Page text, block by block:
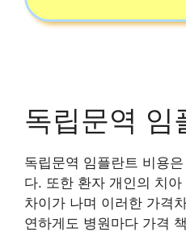
독립문역 임
독립문역 임플란트 비용
다. 또한 환자 개인의 치
차이가 나며 이러한 가격
연하게도 병원마다 가격